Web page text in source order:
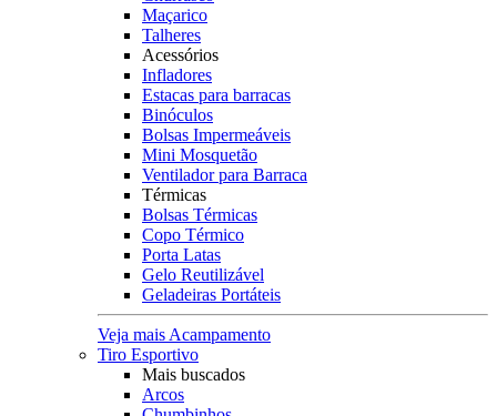
Maçarico
Talheres
Acessórios
Infladores
Estacas para barracas
Binóculos
Bolsas Impermeáveis
Mini Mosquetão
Ventilador para Barraca
Térmicas
Bolsas Térmicas
Copo Térmico
Porta Latas
Gelo Reutilizável
Geladeiras Portáteis
Veja mais Acampamento
Tiro Esportivo
Mais buscados
Arcos